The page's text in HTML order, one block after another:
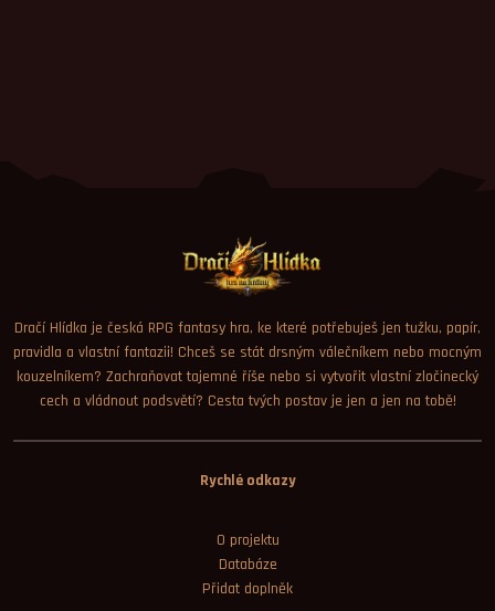
Dračí Hlídka je česká RPG fantasy hra, ke které potřebuješ jen tužku, papír,
pravidla a vlastní fantazii! Chceš se stát drsným válečníkem nebo mocným
kouzelníkem? Zachraňovat tajemné říše nebo si vytvořit vlastní zločinecký
cech a vládnout podsvětí? Cesta tvých postav je jen a jen na tobě!
Rychlé odkazy
O projektu
Databáze
Přidat doplněk